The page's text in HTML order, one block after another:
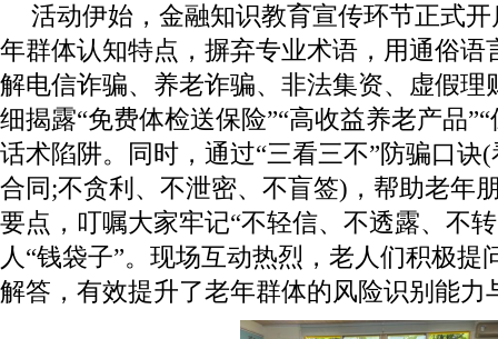
活动伊始，金融知识教育宣传环节正式
年群体认知特点，摒弃专业术语，用通俗语
解电信诈骗、养老诈骗、非法集资、虚假理
细揭露“免费体检送保险”“高收益养老产品
话术陷阱。同时，通过“三看三不”防骗口诀
合同;不贪利、不泄密、不盲签)，帮助老年
要点，叮嘱大家牢记“不轻信、不透露、不
人“钱袋子”。现场互动热烈，老人们积极提
解答，有效提升了老年群体的风险识别能力